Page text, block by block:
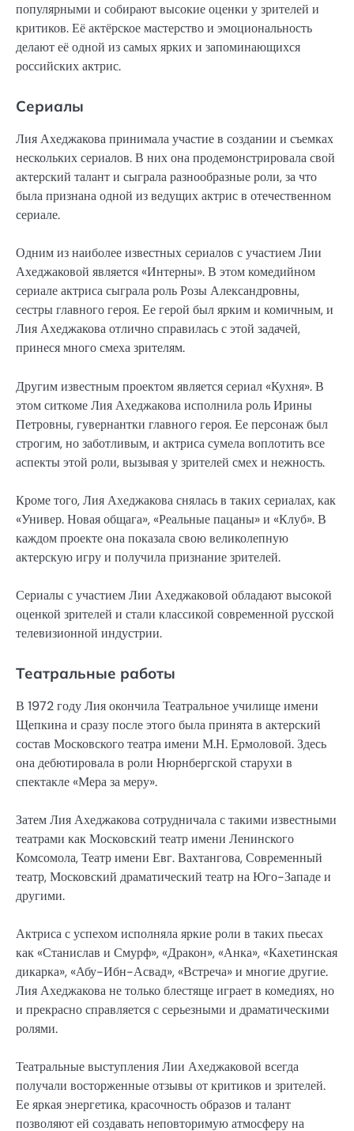
популярными и собирают высокие оценки у зрителей и
критиков. Её актёрское мастерство и эмоциональность
делают её одной из самых ярких и запоминающихся
российских актрис.
Сериалы
Лия Ахеджакова принимала участие в создании и съемках
нескольких сериалов. В них она продемонстрировала свой
актерский талант и сыграла разнообразные роли, за что
была признана одной из ведущих актрис в отечественном
сериале.
Одним из наиболее известных сериалов с участием Лии
Ахеджаковой является «Интерны». В этом комедийном
сериале актриса сыграла роль Розы Александровны,
сестры главного героя. Ее герой был ярким и комичным, и
Лия Ахеджакова отлично справилась с этой задачей,
принеся много смеха зрителям.
Другим известным проектом является сериал «Кухня». В
этом ситкоме Лия Ахеджакова исполнила роль Ирины
Петровны, гувернантки главного героя. Ее персонаж был
строгим, но заботливым, и актриса сумела воплотить все
аспекты этой роли, вызывая у зрителей смех и нежность.
Кроме того, Лия Ахеджакова снялась в таких сериалах, как
«Универ. Новая общага», «Реальные пацаны» и «Клуб». В
каждом проекте она показала свою великолепную
актерскую игру и получила признание зрителей.
Сериалы с участием Лии Ахеджаковой обладают высокой
оценкой зрителей и стали классикой современной русской
телевизионной индустрии.
Театральные работы
В 1972 году Лия окончила Театральное училище имени
Щепкина и сразу после этого была принята в актерский
состав Московского театра имени М.Н. Ермоловой. Здесь
она дебютировала в роли Нюрнбергской старухи в
спектакле «Мера за меру».
Затем Лия Ахеджакова сотрудничала с такими известными
театрами как Московский театр имени Ленинского
Комсомола, Театр имени Евг. Вахтангова, Современный
театр, Московский драматический театр на Юго-Западе и
другими.
Актриса с успехом исполняла яркие роли в таких пьесах
как «Станислав и Смурф», «Дракон», «Анка», «Кахетинская
дикарка», «Абу-Ибн-Асвад», «Встреча» и многие другие.
Лия Ахеджакова не только блестяще играет в комедиях, но
и прекрасно справляется с серьезными и драматическими
ролями.
Театральные выступления Лии Ахеджаковой всегда
получали восторженные отзывы от критиков и зрителей.
Ее яркая энергетика, красочность образов и талант
позволяют ей создавать неповторимую атмосферу на